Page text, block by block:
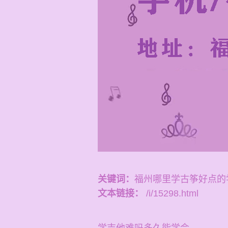
关键词： 福州哪里学古筝好点
文本链接：
/i/15298.html